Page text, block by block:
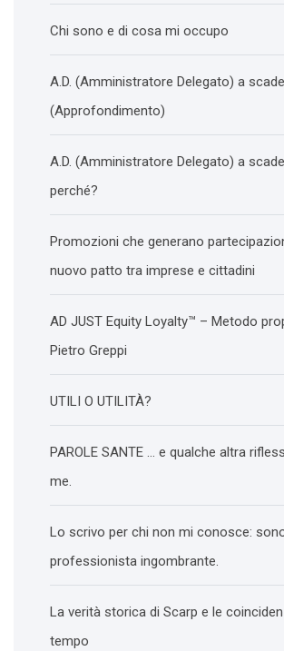
Chi sono e di cosa mi occupo
A.D. (Amministratore Delegato) a
(Approfondimento)
A.D. (Amministratore Delegato) a
perché?
Promozioni che generano
nuovo patto tra imprese e cittadini
AD JUST Equity Loyalty™ – Metodo
Pietro Greppi
UTILI O UTILITÀ?
PAROLE SANTE … e qualche altra
me.
Lo scrivo per chi non mi conosce:
professionista ingombrante.
La verità storica di Scarp e le
tempo